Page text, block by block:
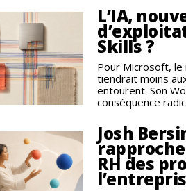
L’IA,
Skills ?
Pour Microsoft,
tiendrait moins
entourent. Son
conséquence
Josh
RH des